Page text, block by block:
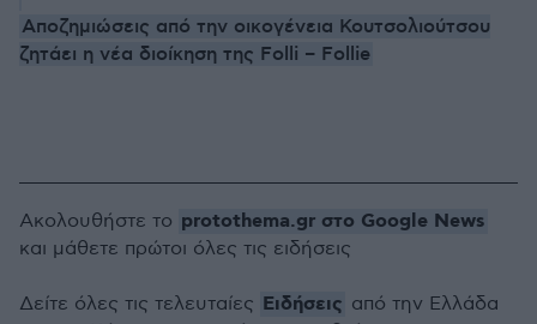
Αποζημιώσεις από την οικογένεια Κουτσολιούτσου
ζητάει η νέα διοίκηση της Folli – Follie
Ακολουθήστε το protothema.gr στο Google News
και μάθετε πρώτοι όλες τις ειδήσεις
Δείτε όλες τις τελευταίες Ειδήσεις από την Ελλάδα